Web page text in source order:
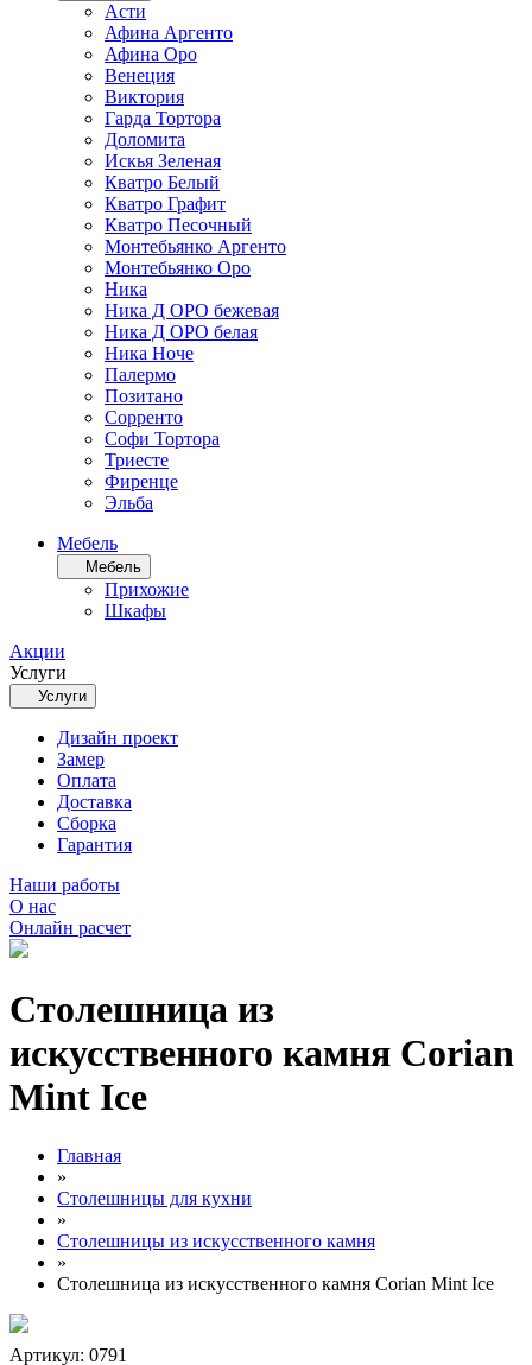
Асти
Афина Аргенто
Афина Оро
Венеция
Виктория
Гарда Тортора
Доломита
Искья Зеленая
Кватро Белый
Кватро Графит
Кватро Песочный
Монтебьянко Аргенто
Монтебьянко Оро
Ника
Ника Д ОРО бежевая
Ника Д ОРО белая
Ника Ноче
Палермо
Позитано
Сорренто
Софи Тортора
Триесте
Фиренце
Эльба
Мебель
Мебель
Прихожие
Шкафы
Акции
Услуги
Услуги
Дизайн проект
Замер
Оплата
Доставка
Сборка
Гарантия
Наши работы
О нас
Онлайн расчет
Столешница из
искусственного камня Corian
Mint Ice
Главная
»
Столешницы для кухни
»
Столешницы из искусственного камня
»
Столешница из искусственного камня Corian Mint Ice
Артикул: 0791